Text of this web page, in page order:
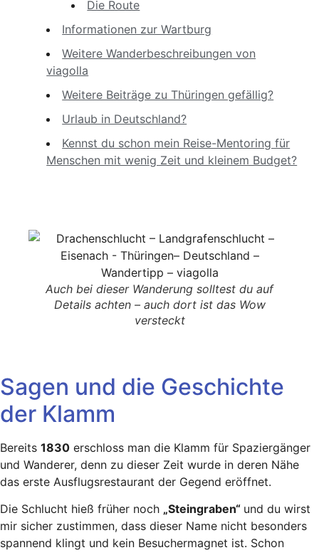
Die Route
Informationen zur Wartburg
Weitere Wanderbeschreibungen von
viagolla
Weitere Beiträge zu Thüringen gefällig?
Urlaub in Deutschland?
Kennst du schon mein Reise-Mentoring für
Menschen mit wenig Zeit und kleinem Budget?
Auch bei dieser Wanderung solltest du auf
Details achten – auch dort ist das Wow
versteckt
Sagen und die Geschichte
der Klamm
Bereits 1830 erschloss man die Klamm für Spaziergänger
und Wanderer, denn zu dieser Zeit wurde in deren Nähe
das erste Ausflugsrestaurant der Gegend eröffnet.
Die Schlucht hieß früher noch „Steingraben“ und du wirst
mir sicher zustimmen, dass dieser Name nicht besonders
spannend klingt und kein Besuchermagnet ist. Schon